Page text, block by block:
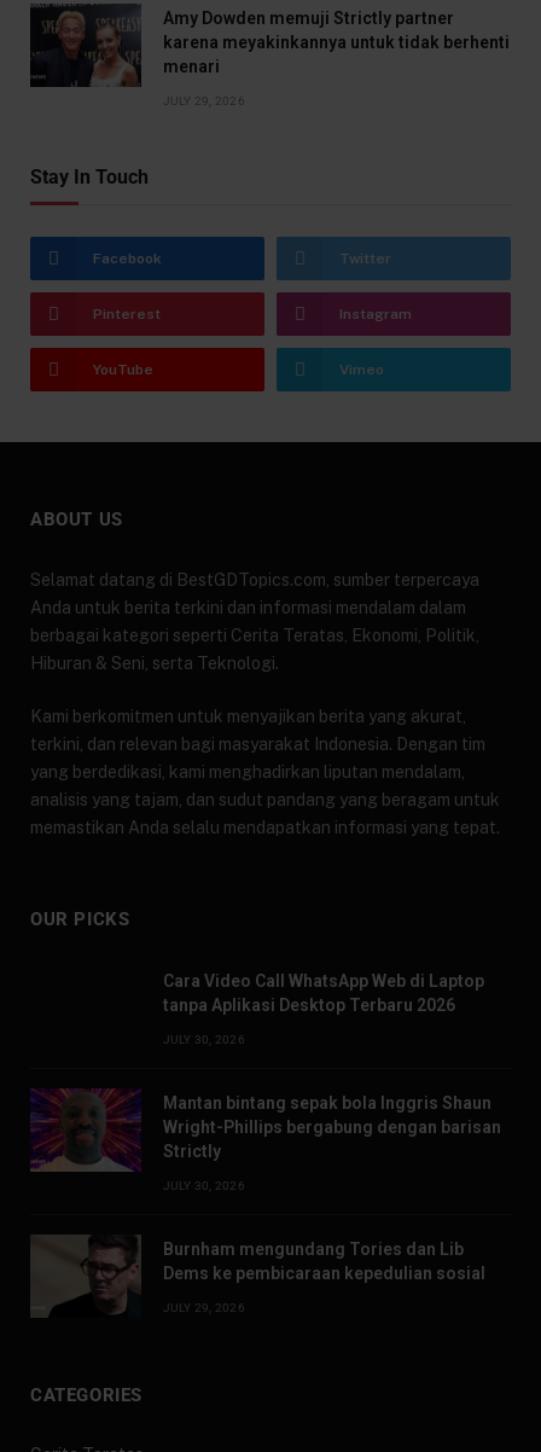
Amy Dowden memuji Strictly partner
karena meyakinkannya untuk tidak berhenti
menari
JULY 29, 2026
Stay In Touch
Facebook Twitter
Pinterest Instagram
YouTube Vimeo
ABOUT US
Selamat datang di BestGDTopics.com, sumber terpercaya
Anda untuk berita terkini dan informasi mendalam dalam
berbagai kategori seperti Cerita Teratas, Ekonomi, Politik,
Hiburan & Seni, serta Teknologi.
Kami berkomitmen untuk menyajikan berita yang akurat,
terkini, dan relevan bagi masyarakat Indonesia. Dengan tim
yang berdedikasi, kami menghadirkan liputan mendalam,
analisis yang tajam, dan sudut pandang yang beragam untuk
memastikan Anda selalu mendapatkan informasi yang tepat.
OUR PICKS
Cara Video Call WhatsApp Web di Laptop
tanpa Aplikasi Desktop Terbaru 2026
JULY 30, 2026
Mantan bintang sepak bola Inggris Shaun
Wright-Phillips bergabung dengan barisan
Strictly
JULY 30, 2026
Burnham mengundang Tories dan Lib
Dems ke pembicaraan kepedulian sosial
JULY 29, 2026
CATEGORIES